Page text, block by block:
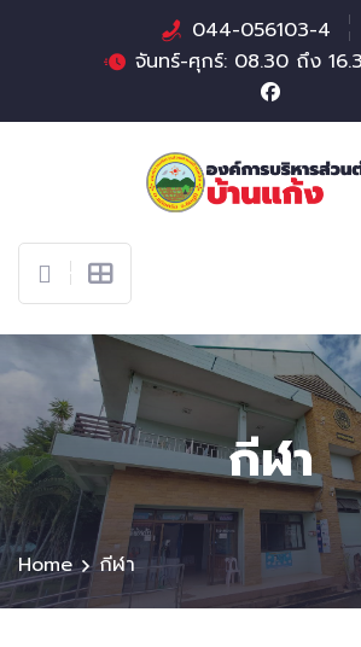
044-056103-4
จันทร์-ศุกร์: 08.30 ถึง
กีฬา
Home กีฬา